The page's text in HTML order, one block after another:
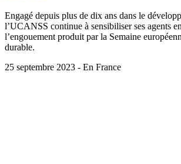
Engagé depuis plus de dix ans dans le
l’UCANSS continue à sensibiliser ses agents
l’engouement produit par la Semaine
durable.
25 septembre 2023 - En France